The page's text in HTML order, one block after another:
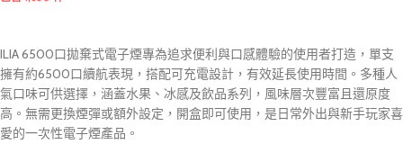
ILIA 6500口拋棄式電子煙專為追求便利與口感體驗的使用者打造，單支
擁有約6500口續航表現，搭配可充電設計，有效延長使用時間。多種人
氣口味可供選擇，涵蓋水果、冰感及飲品系列，風味層次豐富且還原度
高。無需更換煙彈或額外設定，開盒即可使用，是日常外出與新手玩家喜
愛的一次性電子煙產品。